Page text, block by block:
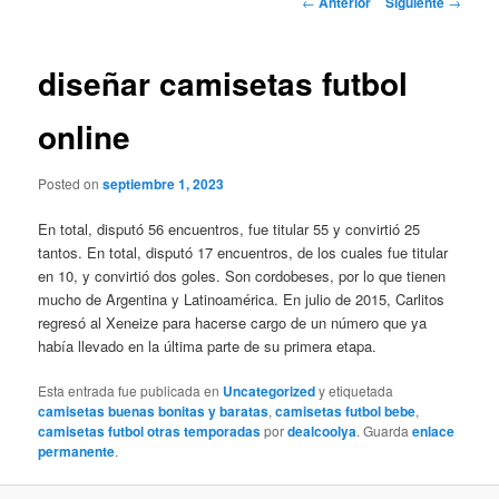
diseñar camisetas futbol
online
Posted onseptiembre 1, 2023
En total, disputó 56 encuentros, fue titular 55 y convirtió 25
tantos. En total, disputó 17 encuentros, de los cuales fue titular
en 10, y convirtió dos goles. Son cordobeses, por lo que tienen
mucho de Argentina y Latinoamérica. En julio de 2015, Carlitos
regresó al Xeneize para hacerse cargo de un número que ya
había llevado en la última parte de su primera etapa.
Esta entrada fue publicada en Uncategorizedy etiquetada
camisetas buenas bonitas y baratas,camisetas futbol bebe,
camisetas futbol otras temporadaspordealcoolya. Guardaenlace
permanente.